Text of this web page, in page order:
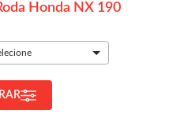
Honda NX 190